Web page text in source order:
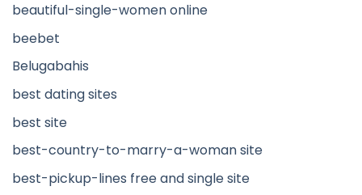
beautiful-single-women online
beebet
Belugabahis
best dating sites
best site
best-country-to-marry-a-woman site
best-pickup-lines free and single site